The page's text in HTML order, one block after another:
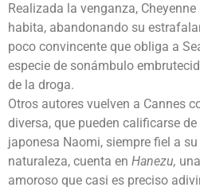
Realizada la venganza,
habita, abandonando su
poco convincente que obliga a
especie de sonámbulo
de la droga.
Otros autores vuelven a Cannes
diversa, que pueden calificarse
japonesa Naomi, siempre fiel a
naturaleza, cuenta en Hanezu,
amoroso que casi es preciso